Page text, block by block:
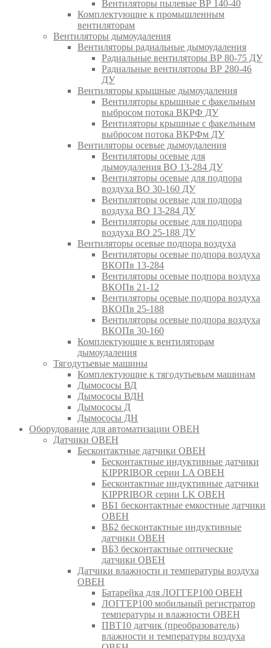
Вентиляторы пылевые ВР 140-40
Комплектующие к промышленным
вентиляторам
Вентиляторы дымоудаления
Вентиляторы радиальные дымоудаления
Радиальные вентиляторы ВР 80-75 ДУ
Радиальные вентиляторы ВР 280-46
ДУ
Вентиляторы крышные дымоудаления
Вентиляторы крышные с факельным
выбросом потока ВКРФ ДУ
Вентиляторы крышные с факельным
выбросом потока ВКРФм ДУ
Вентиляторы осевые дымоудаления
Вентиляторы осевые для
дымоудаления ВО 13-284 ДУ
Вентиляторы осевые для подпора
воздуха ВО 30-160 ДУ
Вентиляторы осевые для подпора
воздуха ВО 13-284 ДУ
Вентиляторы осевые для подпора
воздуха ВО 25-188 ДУ
Вентиляторы осевые подпора воздуха
Вентиляторы осевые подпора воздуха
ВКОПв 13-284
Вентиляторы осевые подпора воздуха
ВКОПв 21-12
Вентиляторы осевые подпора воздуха
ВКОПв 25-188
Вентиляторы осевые подпора воздуха
ВКОПв 30-160
Комплектующие к вентиляторам
дымоудаления
Тягодутьевые машины
Комплектующие к тягодутьевым машинам
Дымососы ВД
Дымососы ВДН
Дымососы Д
Дымососы ДН
Оборудование для автоматизации ОВЕН
Датчики ОВЕН
Бесконтактные датчики ОВЕН
Бесконтактные индуктивные датчики
KIPPRIBOR серии LA ОВЕН
Бесконтактные индуктивные датчики
KIPPRIBOR серии LK ОВЕН
ВБ1 бесконтактные емкостные датчики
ОВЕН
ВБ2 бесконтактные индуктивные
датчики ОВЕН
ВБ3 бесконтактные оптические
датчики ОВЕН
Датчики влажности и температуры воздуха
ОВЕН
Батарейка для ЛОГГЕР100 ОВЕН
ЛОГГЕР100 мобильный регистратор
температуры и влажности ОВЕН
ПВТ10 датчик (преобразователь)
влажности и температуры воздуха